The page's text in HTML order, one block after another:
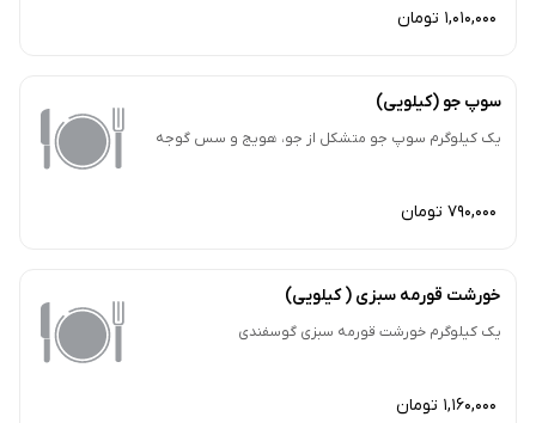
1,010,000 تومان
سوپ جو (کیلویی)
یک کیلوگرم سوپ جو متشکل از جو، هویج و سس گوجه
790,000 تومان
خورشت قورمه سبزی ( کیلویی)
یک کیلوگرم خورشت قورمه سبزی گوسفندی
1,160,000 تومان